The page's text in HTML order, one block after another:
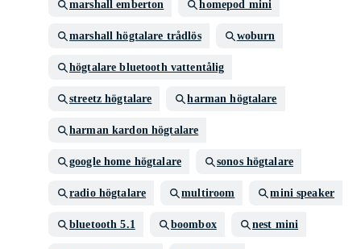
marshall emberton homepod mini
marshall högtalare trådlös woburn
högtalare bluetooth vattentålig
streetz högtalare harman högtalare
harman kardon högtalare
google home högtalare sonos högtalare
radio högtalare multiroom mini speaker
bluetooth 5.1 boombox nest mini